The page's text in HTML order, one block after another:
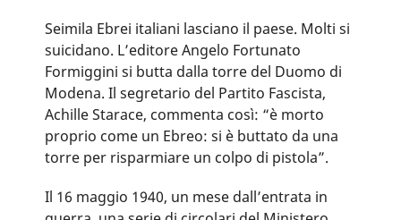
Seimila Ebrei italiani lasciano il paese. Molti si
suicidano. L’editore Angelo Fortunato
Formiggini si butta dalla torre del Duomo di
Modena. Il segretario del Partito Fascista,
Achille Starace, commenta così: “è morto
proprio come un Ebreo: si è buttato da una
torre per risparmiare un colpo di pistola”.
Il 16 maggio 1940, un mese dall’entrata in